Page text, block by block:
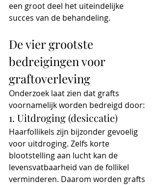
een groot deel het uiteindelijke
succes van de behandeling.
De vier grootste
bedreigingen voor
graftoverleving
Onderzoek laat zien dat grafts
voornamelijk worden bedreigd door:
1. Uitdroging (desiccatie)
Haarfollikels zijn bijzonder gevoelig
voor uitdroging. Zelfs korte
blootstelling aan lucht kan de
levensvatbaarheid van de follikel
verminderen. Daarom worden grafts